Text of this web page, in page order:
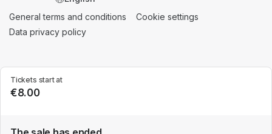
Tickets start at
€8.00
SWITCH LANGUAGE
General terms and conditions (opens in a new tab)
Cookie settings
Data privacy policy